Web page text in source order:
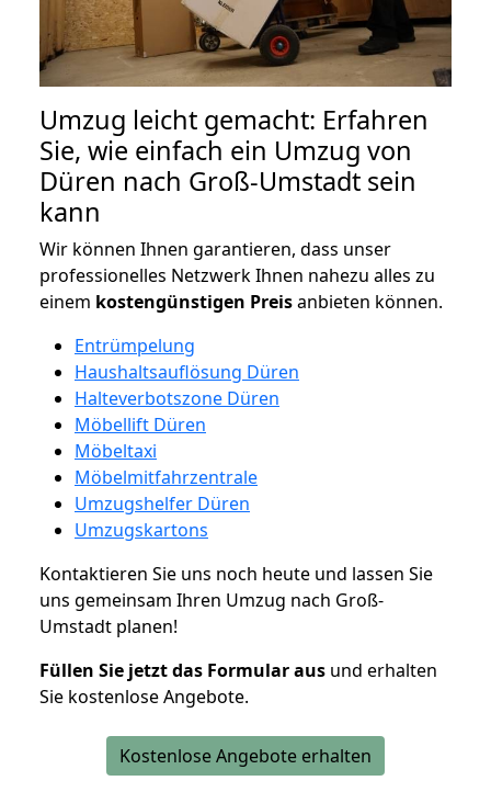
Umzug leicht gemacht: Erfahren
Sie, wie einfach ein Umzug von
Düren nach Groß-Umstadt sein
kann
Wir können Ihnen garantieren, dass unser
professionelles Netzwerk Ihnen nahezu alles zu
einem kostengünstigen Preisanbieten können.
Entrümpelung
Haushaltsauflösung Düren
Halteverbotszone Düren
Möbellift Düren
Möbeltaxi
Möbelmitfahrzentrale
Umzugshelfer Düren
Umzugskartons
Kontaktieren Sie uns noch heute und lassen Sie
uns gemeinsam Ihren Umzug nach Groß-
Umstadt planen!
Füllen Sie jetzt das Formular aus und erhalten
Sie kostenlose Angebote.
Kostenlose Angebote erhalten